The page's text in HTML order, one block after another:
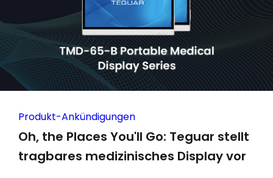
Produkt-Ankündigungen
Oh, the Places You'll Go: Teguar stellt
tragbares medizinisches Display vor